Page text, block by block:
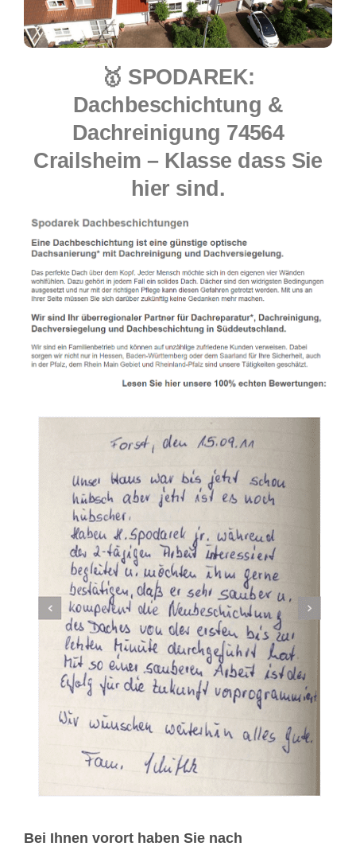
🥇 SPODAREK:
Dachbeschichtung &
Dachreinigung 74564
Crailsheim – Klasse dass Sie
hier sind.
Bei Ihnen vorort haben Sie nach